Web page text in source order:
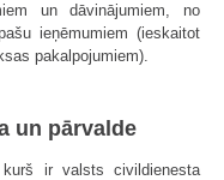
un dāvinājumiem, no
ieņēmumiem (ieskaitot
pakalpojumiem).
un pārvalde
ir valsts civildienesta